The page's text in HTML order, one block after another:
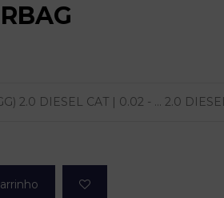
2.0 DIESEL CAT | 0.02 - ... 2.0